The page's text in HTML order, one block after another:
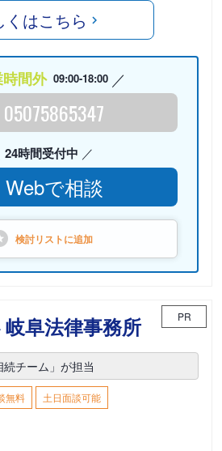
くはこちら
間外 09:00-18:00
05075865347
24時間受付中
Webで相談
検討リストに追加
阜法律事務所 PR
チーム」が担当
無料
土日面談可能